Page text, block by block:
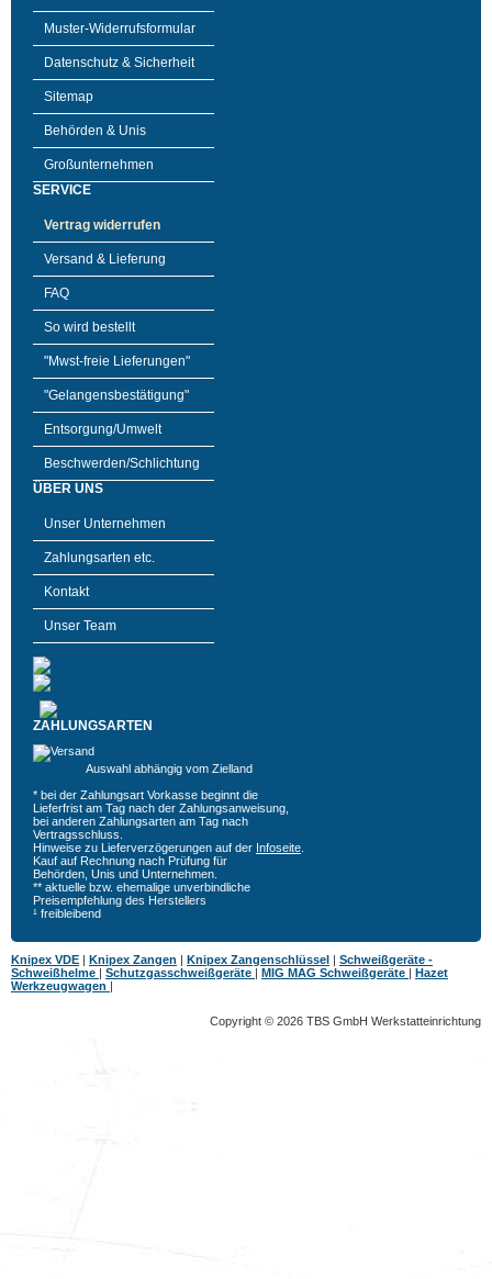
Muster-Widerrufsformular
Datenschutz & Sicherheit
Sitemap
Behörden & Unis
Großunternehmen
SERVICE
Vertrag widerrufen
Versand & Lieferung
FAQ
So wird bestellt
"Mwst-freie Lieferungen"
"Gelangensbestätigung"
Entsorgung/Umwelt
Beschwerden/Schlichtung
ÜBER UNS
Unser Unternehmen
Zahlungsarten etc.
Kontakt
Unser Team
ZAHLUNGSARTEN
Auswahl abhängig vom Zielland
* bei der Zahlungsart Vorkasse beginnt die
Lieferfrist am Tag nach der Zahlungsanweisung,
bei anderen Zahlungsarten am Tag nach
Vertragsschluss.
Hinweise zu Lieferverzögerungen auf der Infoseite
Kauf auf Rechnung nach Prüfung für
Behörden, Unis und Unternehmen.
** aktuelle bzw. ehemalige unverbindliche
Preisempfehlung des Herstellers
¹ freibleibend
Knipex VDE | Knipex Zangen | Knipex Zangenschlüssel | Schweißgeräte -
Schweißhelme | Schutzgasschweißgeräte | MIG MAG Schweißgeräte | Hazet
Werkzeugwagen |
Copyright © 2026 TBS GmbH Werkstatteinrichtung